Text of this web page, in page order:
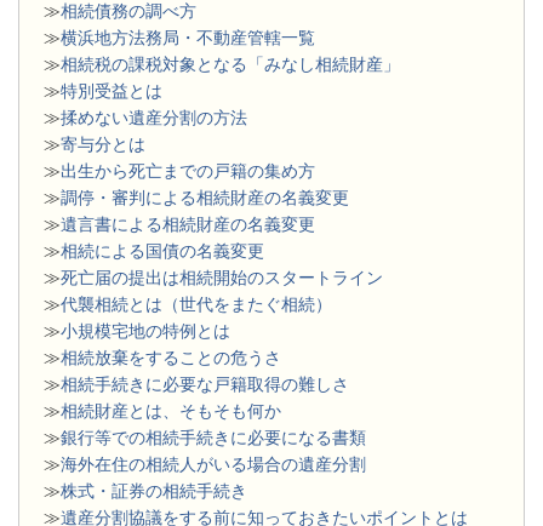
≫相続債務の調べ方
≫横浜地方法務局・不動産管轄一覧
≫相続税の課税対象となる「みなし相続財産」
≫特別受益とは
≫揉めない遺産分割の方法
≫寄与分とは
≫出生から死亡までの戸籍の集め方
≫調停・審判による相続財産の名義変更
≫遺言書による相続財産の名義変更
≫相続による国債の名義変更
≫死亡届の提出は相続開始のスタートライン
≫代襲相続とは（世代をまたぐ相続）
≫小規模宅地の特例とは
≫相続放棄をすることの危うさ
≫相続手続きに必要な戸籍取得の難しさ
≫相続財産とは、そもそも何か
≫銀行等での相続手続きに必要になる書類
​≫海外在住の相続人がいる場合の遺産分割
≫株式・証券の相続手続き
≫遺産分割協議をする前に知っておきたいポイントとは